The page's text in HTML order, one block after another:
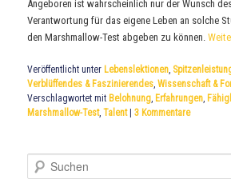
Angeboren ist wahrscheinlich nur der Wunsch
Verantwortung für das eigene Leben an solche
den Marshmallow-Test abgeben zu können.
Veröffentlicht unter Lebenslektionen,
Verblüffendes & Faszinierendes,Wissenschaft &
Verschlagwortet mit Belohnung, Erfahrungen,
Marshmallow-Test,Talent |3 Kommentare
u